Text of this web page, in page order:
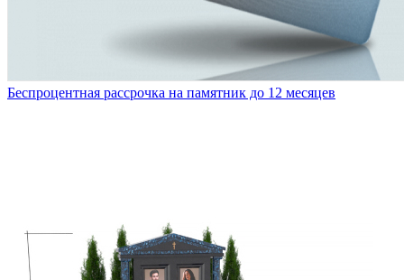
Беспроцентная рассрочка на памятник до 12 месяцев